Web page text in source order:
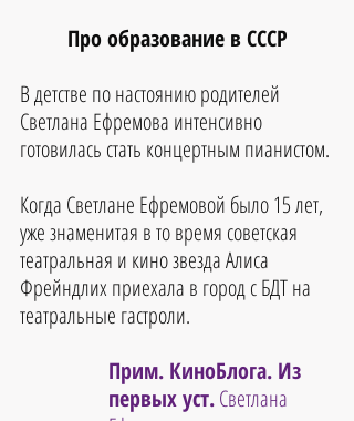
Про образование в СССР
В детстве по настоянию родителей
Светлана Ефремова интенсивно
готовилась стать концертным пианистом.
Когда Светлане Ефремовой было 15 лет,
уже знаменитая в то время советская
театральная и кино звезда Алиса
Фрейндлих приехала в город с БДТ на
театральные гастроли.
Прим. КиноБлога. Из
первых уст. Светлана